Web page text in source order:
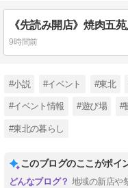
9時間前
#小説 #イベント #東北
#イベント情報 #遊び場 #
#東北の暮らし
このブログのここがポイ
地域の新店や